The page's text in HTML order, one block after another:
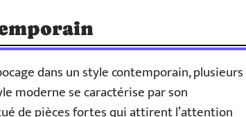
dans un style contemporain, plusieurs
moderne se caractérise par son
de pièces fortes qui attirent l’attention